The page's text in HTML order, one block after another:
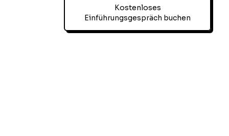
Kostenloses
Einführungsgespräch buchen